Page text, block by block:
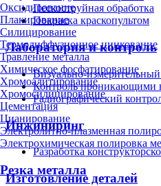
Оксидирование
Плакирование
Силицирование
Термодиффузионное цинкование
Травление металла
Химическое фосфатирование
Хромоалитирование
Хромосилицирование
Цементация
Цианирование
Электролитно-плазменная
Электрохимическая полировка
Резка металла
Пескоструйная обработка
Покраска краскопультом
Лаборатория и контроль
Визуально-
Контроль проникающими
Радиографический
Инжиниринг
Разработка
Изготовление деталей